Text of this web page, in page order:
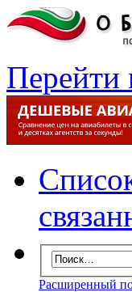
Перейти
Расширенный